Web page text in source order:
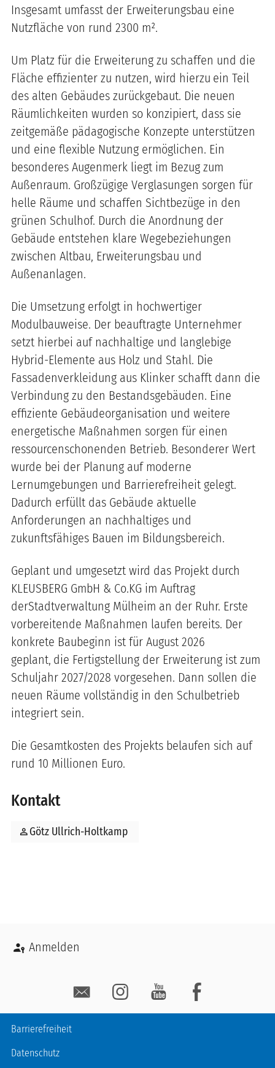
Insgesamt umfasst der Erweiterungsbau eine
Nutzfläche von rund 2300 m².
Um Platz für die Erweiterung zu schaffen und die
Fläche effizienter zu nutzen, wird hierzu ein Teil
des alten Gebäudes zurückgebaut. Die neuen
Räumlichkeiten wurden so konzipiert, dass sie
zeitgemäße pädagogische Konzepte unterstützen
und eine flexible Nutzung ermöglichen. Ein
besonderes Augenmerk liegt im Bezug zum
Außenraum. Großzügige Verglasungen sorgen für
helle Räume und schaffen Sichtbezüge in den
grünen Schulhof. Durch die Anordnung der
Gebäude entstehen klare Wegebeziehungen
zwischen Altbau, Erweiterungsbau und
Außenanlagen.
Die Umsetzung erfolgt in hochwertiger
Modulbauweise. Der beauftragte Unternehmer
setzt hierbei auf nachhaltige und langlebige
Hybrid-Elemente aus Holz und Stahl. Die
Fassadenverkleidung aus Klinker schafft dann die
Verbindung zu den Bestandsgebäuden. Eine
effiziente Gebäudeorganisation und weitere
energetische Maßnahmen sorgen für einen
ressourcenschonenden Betrieb. Besonderer Wert
wurde bei der Planung auf moderne
Lernumgebungen und Barrierefreiheit gelegt.
Dadurch erfüllt das Gebäude aktuelle
Anforderungen an nachhaltiges und
zukunftsfähiges Bauen im Bildungsbereich.
Geplant und umgesetzt wird das Projekt durch
KLEUSBERG GmbH & Co.KG im Auftrag
derStadtverwaltung Mülheim an der Ruhr. Erste
vorbereitende Maßnahmen laufen bereits. Der
konkrete Baubeginn ist für August 2026
geplant, die Fertigstellung der Erweiterung ist zum
Schuljahr 2027/2028 vorgesehen. Dann sollen die
neuen Räume vollständig in den Schulbetrieb
integriert sein.
Die Gesamtkosten des Projekts belaufen sich auf
rund 10 Millionen Euro.
Kontakt
personGötz Ullrich-Holtkamp
Benutzermenü
Anmelden
Fußzeile
Barrierefreiheit
Datenschutz